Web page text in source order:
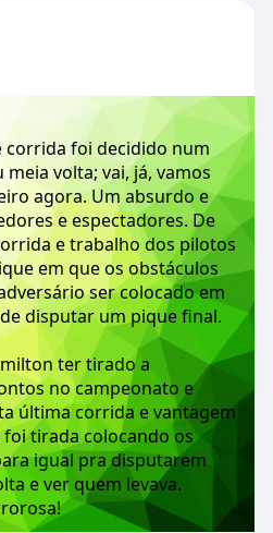
corrida foi decidido num
volta; vai, já, vamos
agora. Um absurdo e
e espectadores. De
e trabalho dos pilotos
em que os obstáculos
ser colocado em
disputar um pique final.
ter tirado a
no campeonato e
última corrida e vantagem
tirada colocando os
igual pra disputarem
e ver quem levava.